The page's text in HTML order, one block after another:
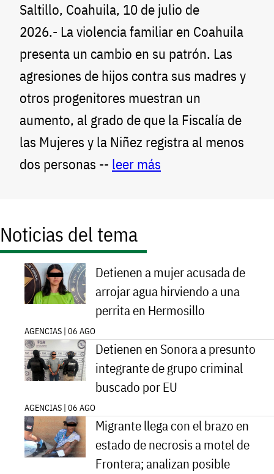
Saltillo, Coahuila, 10 de julio de
2026.- La violencia familiar en Coahuila
presenta un cambio en su patrón. Las
agresiones de hijos contra sus madres y
otros progenitores muestran un
aumento, al grado de que la Fiscalía de
las Mujeres y la Niñez registra al menos
dos personas -- leer más
Noticias del tema
Detienen a mujer acusada de
arrojar agua hirviendo a una
perrita en Hermosillo
AGENCIAS | 06 AGO
Detienen en Sonora a presunto
integrante de grupo criminal
buscado por EU
AGENCIAS | 06 AGO
Migrante llega con el brazo en
estado de necrosis a motel de
Frontera; analizan posible